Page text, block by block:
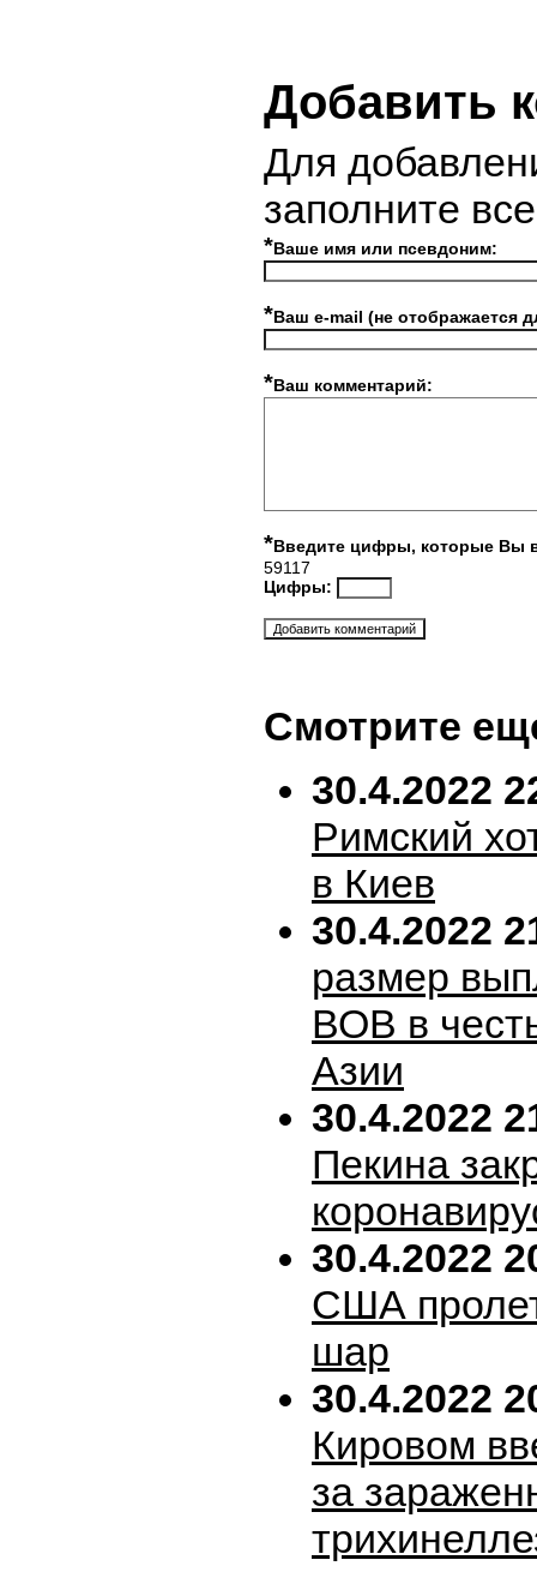
Добавить
Для
заполните
*Ваше имя или псевдоним:
*Ваш e-mail (не отображается
*Ваш комментарий:
*Введите цифры, которые Вы
59117
Цифры:
Смотрите
30.4.2022
Римский
в Киев
30.4.2022
размер
ВОВ в
Азии
30.4.2022
Пекина
30.4.2022
США
шар
30.4.2022
Кировом
за